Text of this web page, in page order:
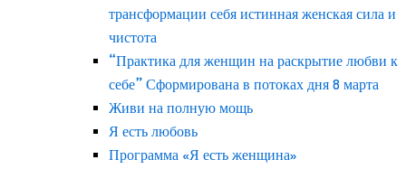
трансформации себя истинная женская сила и
чистота
“Практика для женщин на раскрытие любви к
себе” Сформирована в потоках дня 8 марта
Живи на полную мощь
Я есть любовь
Программа «Я есть женщина»